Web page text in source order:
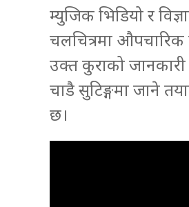
म्युजिक भिडियो र
चलचित्रमा
उक्त कुराको
चाडै सुटिङ्गमा जाने
छ।